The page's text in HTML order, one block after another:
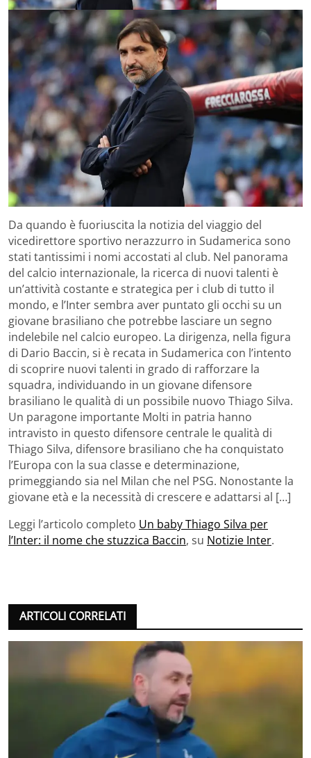
Da quando è fuoriuscita la notizia del viaggio del
vicedirettore sportivo nerazzurro in Sudamerica sono
stati tantissimi i nomi accostati al club. Nel panorama
del calcio internazionale, la ricerca di nuovi talenti è
un’attività costante e strategica per i club di tutto il
mondo, e l’Inter sembra aver puntato gli occhi su un
giovane brasiliano che potrebbe lasciare un segno
indelebile nel calcio europeo. La dirigenza, nella figura
di Dario Baccin, si è recata in Sudamerica con l’intento
di scoprire nuovi talenti in grado di rafforzare la
squadra, individuando in un giovane difensore
brasiliano le qualità di un possibile nuovo Thiago Silva.
Un paragone importante Molti in patria hanno
intravisto in questo difensore centrale le qualità di
Thiago Silva, difensore brasiliano che ha conquistato
l’Europa con la sua classe e determinazione,
primeggiando sia nel Milan che nel PSG. Nonostante la
giovane età e la necessità di crescere e adattarsi al […]
Leggi l’articolo completo Un baby Thiago Silva per
l’Inter: il nome che stuzzica Baccin, su Notizie Inter.
ARTICOLI CORRELATI